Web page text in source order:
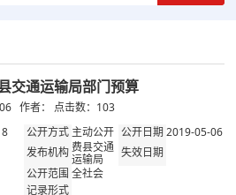
交通运输局部门预算
作者： 点击数： 103
公开方式 主动公开 公开日期2019-05-06
发布机构费县交通
运输局
失效日期
公开范围全社会
记录形式